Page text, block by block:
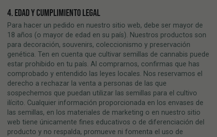
4. EDAD Y CUMPLIMIENTO LEGAL
Para hacer un pedido en nuestro sitio web, debe ser mayor de
18 años (o mayor de edad en su país). Nuestros productos son
para decoración, souvenirs, coleccionismo y preservación
genética. Ten en cuenta que cultivar semillas de cannabis puede
estar prohibido en tu país. Al comprarnos, confirmas que has
comprobado y entendido las leyes locales. Nos reservamos el
derecho a rechazar la venta a personas de las que
sospechemos que puedan utilizar las semillas para el cultivo
ilícito. Cualquier información proporcionada en los envases de
las semillas, en los materiales de marketing o en nuestro sitio
web tiene únicamente fines educativos o de diferenciación del
producto y no respalda, promueve ni fomenta el uso de